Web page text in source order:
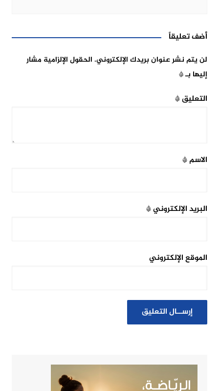
أضف تعليقاً
لن يتم نشر عنوان بريدك الإلكتروني. الحقول الإلزامية مشار
إليها بـ*
التعليق*
الاسم*
البريد الإلكتروني*
الموقع الإلكتروني